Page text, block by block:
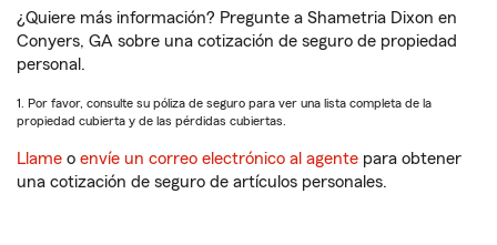
¿Quiere más información? Pregunte a Shametria Dixon en
Conyers, GA sobre una cotización de seguro de propiedad
personal.
1. Por favor, consulte su póliza de seguro para ver una lista completa de la
propiedad cubierta y de las pérdidas cubiertas.
Llame o envíe un correo electrónico al agente para obtener
una cotización de seguro de artículos personales.